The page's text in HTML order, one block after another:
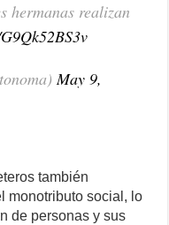
hermanas realizan
May 9,
también
monotributo social, lo
de personas y sus